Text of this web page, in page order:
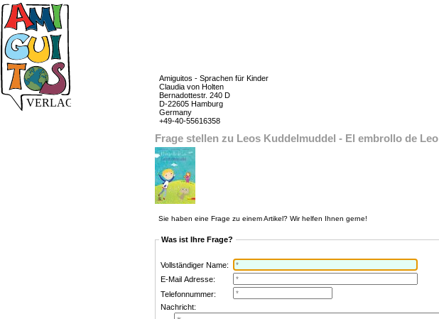
Amiguitos - Sprachen für Kinder
Claudia von Holten
Bernadottestr. 240 D
D-22605 Hamburg
Germany
+49-40-55616358
Frage stellen zu Leos Kuddelmuddel - El embrollo de Leo
Sie haben eine Frage zu einem Artikel? Wir helfen Ihnen gerne!
Was ist Ihre Frage?
Vollständiger Name:
E-Mail Adresse:
Telefonnummer:
Nachricht: